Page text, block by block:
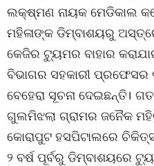
ଲକ୍ଷ୍ମଣ ନାୟକ ମେଡିକାଲ
ମହିଳାଙ୍କ ଡିମ୍ବାଶୟରୁ
କେଜିର ଟ୍ୟୁମର ବାହାର
ବିଭାଗର ସହକାରୀ ପ୍ରଫେସର
ବେହେରା ସୂଚନା ଦେଇଛନ୍ତି।
ଗୁଲମିଝଲା ଗ୍ରାମର ଜନୈକ
କୋରାପୁଟ ହସପିଟାଲରେ
୨ ବର୍ଷ ପୂର୍ବରୁ ଡିମ୍ବାଶୟରେ